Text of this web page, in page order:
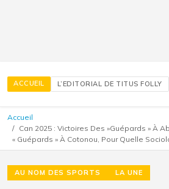
ACCUEIL L’EDITORIAL DE TITUS FOLLY
Accueil
Can 2025 : Victoires Des »Guépards » À
« Guépards » À Cotonou, Pour Quelle
AU NOM DES SPORTS LA UNE